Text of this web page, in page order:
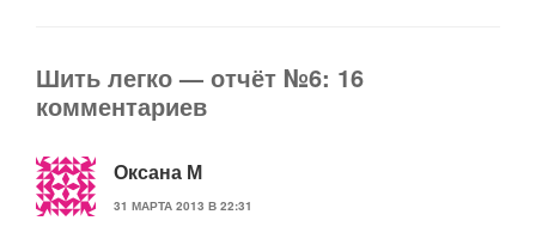
Шить легко — отчёт №6: 16
комментариев
Оксана М
31 МАРТА 2013 В 22:31